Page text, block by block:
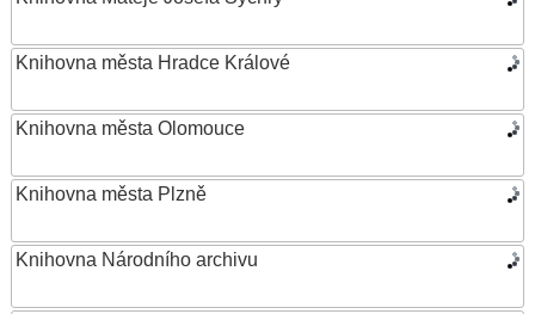
Knihovna města Hradce Králové
Knihovna města Olomouce
Knihovna města Plzně
Knihovna Národního archivu